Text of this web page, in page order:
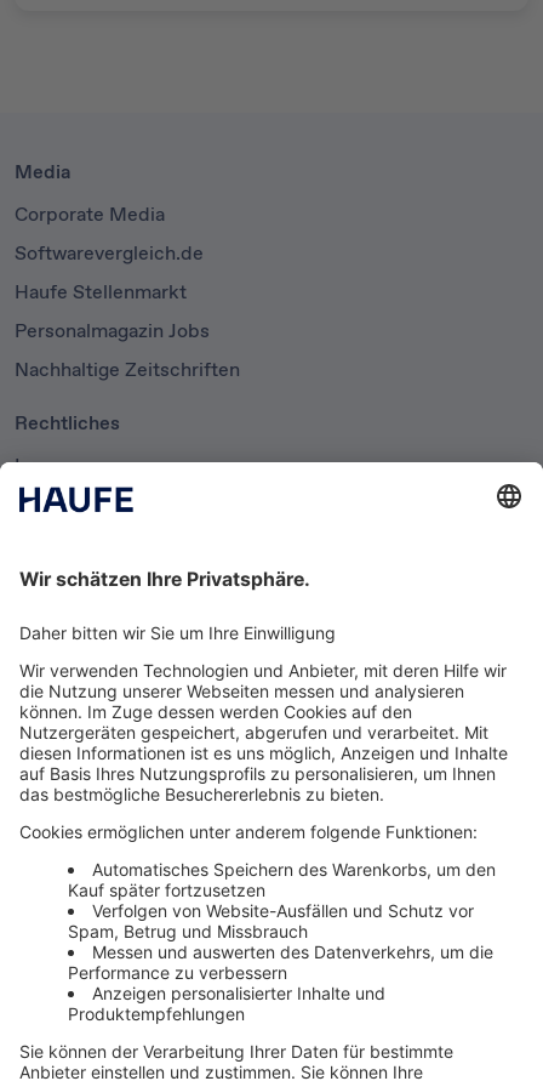
Media
Corporate Media
Softwarevergleich.de
Haufe Stellenmarkt
Personalmagazin Jobs
Nachhaltige Zeitschriften
Rechtliches
Impressum
Datenschutzerklärung
AGB
Newsletter
Media News
Haufe Media Sales
Alle Werbeformen, Werbeträger und Zielmärkte an einem
Ort. Haufe Media Sales bietet Ihnen einen breiten
Überblick um Werbemaßnahmen unkompliziert zu
buchen und schnell umzusetzen.